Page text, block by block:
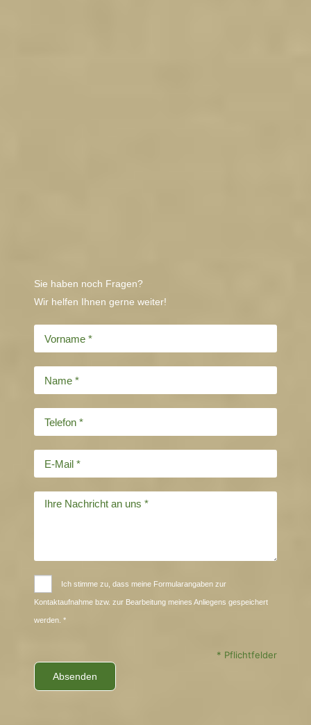
Sie haben noch Fragen?
Wir helfen Ihnen gerne weiter!
Ich stimme zu, dass meine Formularangaben zur
Kontaktaufnahme bzw. zur Bearbeitung meines Anliegens gespeichert
werden. *
* Pflichtfelder